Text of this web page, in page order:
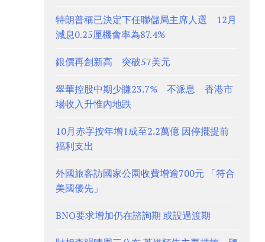
特朗普稱已決定下任聯儲局主席人選 12月
減息0.25厘機會率為87.4%
銀價再創新高 突破57美元
翠華控股中期少賺23.7% 不派息 香港市
場收入升惟內地跌
10月赤字按年增1成至2.2萬億 因停擺提前
福利支出
外國旅客訪國家公園收費增逾700元 「符合
美國優先」
BNO要求增加仍在諮詢期 或設過渡期